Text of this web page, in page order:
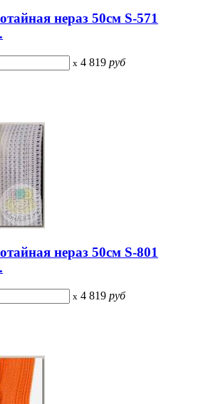
нераз 50см S-571
x 4 819 руб
нераз 50см S-801
x 4 819 руб